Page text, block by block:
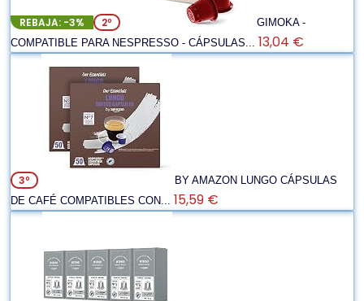
REBAJA: -3% 2º
GIMOKA -
COMPATIBLE PARA NESPRESSO - CÁPSULAS...
13,04 €
3º
BY AMAZON LUNGO CÁPSULAS
DE CAFÉ COMPATIBLES CON...
15,59 €